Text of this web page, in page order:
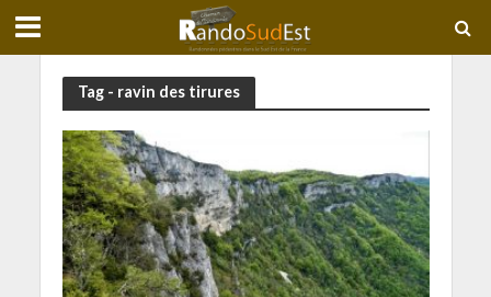
Tag - ravin des tirures